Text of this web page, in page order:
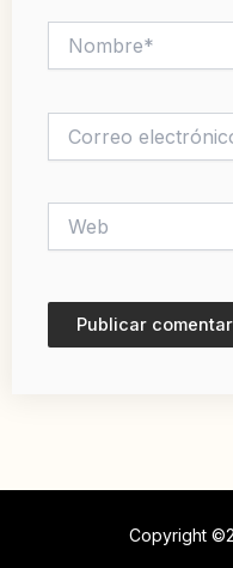
electrónico*
Copyright